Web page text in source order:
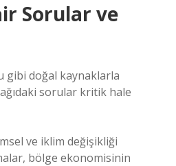
Sorular ve
gibi doğal kaynaklarla
sorular kritik hale
ve iklim değişikliği
bölge ekonomisinin